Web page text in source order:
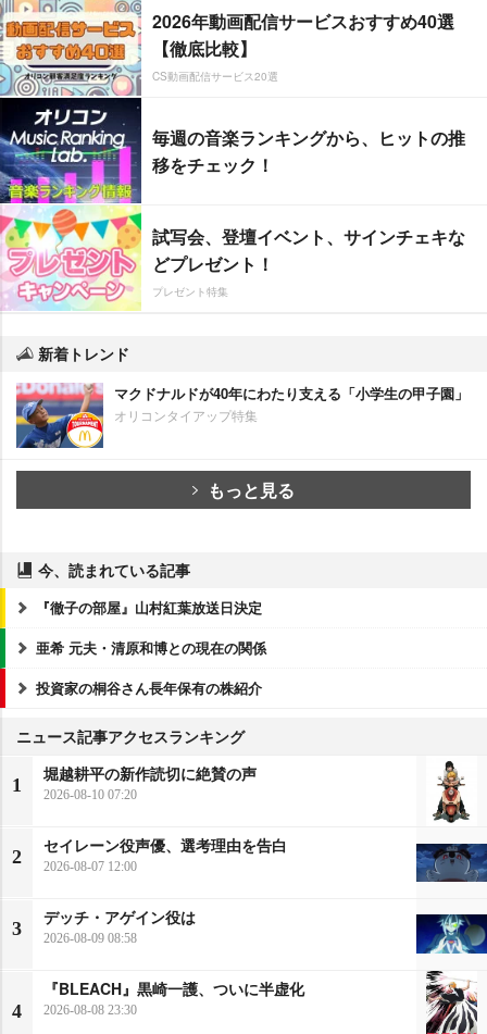
2026年動画配信サービスおすすめ40選
【徹底比較】
CS動画配信サービス20選
毎週の音楽ランキングから、ヒットの推
移をチェック！
試写会、登壇イベント、サインチェキな
どプレゼント！
プレゼント特集
新着トレンド
マクドナルドが40年にわたり支える「小学生の甲子園」
オリコンタイアップ特集
もっと見る
今、読まれている記事
『徹子の部屋』山村紅葉放送日決定
亜希 元夫・清原和博との現在の関係
投資家の桐谷さん長年保有の株紹介
ニュース記事アクセスランキング
1
堀越耕平の新作読切に絶賛の声
2026-08-10 07:20
2
セイレーン役声優、選考理由を告白
2026-08-07 12:00
3
デッチ・アゲイン役は
2026-08-09 08:58
4
『BLEACH』黒崎一護、ついに半虚化
2026-08-08 23:30